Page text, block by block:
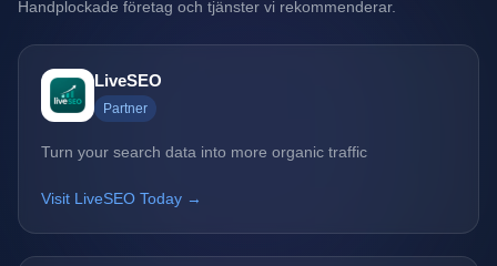
Handplockade företag och tjänster vi rekommenderar.
LiveSEO
Partner
Turn your search data into more organic traffic
Visit LiveSEO Today →